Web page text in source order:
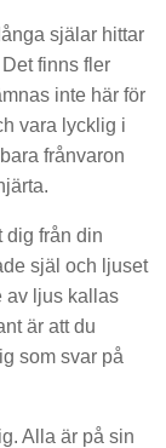
själar hittar
finns fler
inte här för
vara lycklig i
frånvaron
dig från din
själ och ljuset
av ljus kallas
är att du
som svar på
Alla är på sin